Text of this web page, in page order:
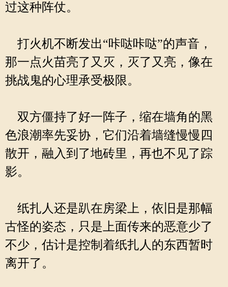
过这种阵仗。
打火机不断发出“咔哒咔哒”的声音，
那一点火苗亮了又灭，灭了又亮，像在
挑战鬼的心理承受极限。
双方僵持了好一阵子，缩在墙角的黑
色浪潮率先妥协，它们沿着墙缝慢慢四
散开，融入到了地砖里，再也不见了踪
影。
纸扎人还是趴在房梁上，依旧是那幅
古怪的姿态，只是上面传来的恶意少了
不少，估计是控制着纸扎人的东西暂时
离开了。